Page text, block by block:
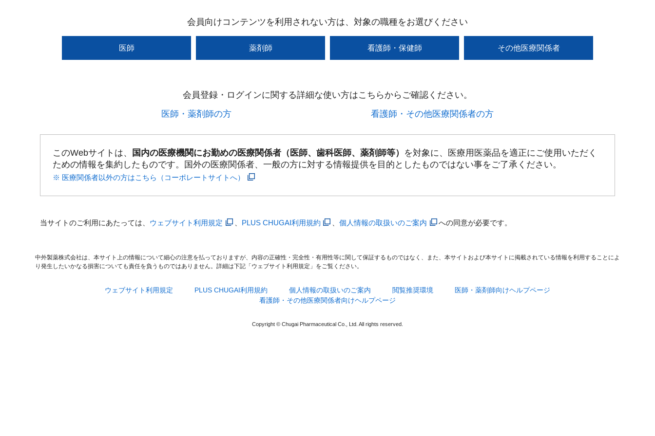
会員向けコンテンツを利用されない方は、対象の職種をお選びください
医師 薬剤師 看護師・保健師 その他医療関係者
会員登録・ログインに関する詳細な使い方はこちらからご確認ください。​
医師・薬剤師の方​
看護師・その他医療関係者の方​
このWebサイトは、 国内の医療機関にお勤めの医療関係者（医師、歯科医師、薬剤師等） を対象に、医療用医薬品を適正にご使用いただく
ための情報を集約したものです。国外の医療関係者、一般の方に対する情報提供を目的としたものではない事をご了承ください。
※ 医療関係者以外の方はこちら（コーポレートサイトへ）
当サイトのご利用にあたっては、 ウェブサイト利用規定 PLUS CHUGAI利用規約 、個人情報の取扱いのご案内 への同意が必要です。
中外製薬株式会社は、本サイト上の情報について細心の注意を払っておりますが、内容の正確性・完全性・有用性等に関して保証するものではなく、また、本サイトおよび本サイトに掲載されている情報を利用することによ
り発生したいかなる損害についても責任を負うものではありません。詳細は下記「ウェブサイト利用規定」をご覧ください。
ウェブサイト利用規定 PLUS CHUGAI利用規約 個人情報の取扱いのご案内 閲覧推奨環境
医師・薬剤師向けヘルプページ
看護師・その他医療関係者向けヘルプページ
Copyright © Chugai Pharmaceutical Co., Ltd. All rights reserved.